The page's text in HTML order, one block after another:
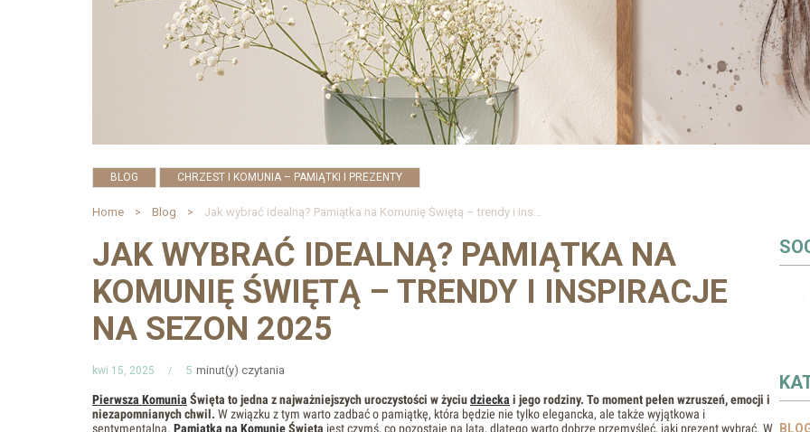
BLOG CHRZEST I KOMUNIA – PAMIĄTKI I PREZENTY
Home Blog Jak wybrać idealną? Pamiątka na Komunię Świętą – trendy i inspiracje na sezon 2025
JAK WYBRAĆ IDEALNĄ? PAMIĄTKA NA
KOMUNIĘ ŚWIĘTĄ – TRENDY I INSPIRACJE
NA SEZON 2025
kwi 15, 2025 5 minut(y) czytania
Pierwsza Komunia Święta to jedna z najważniejszych uroczystości w życiudziecka i jego rodziny. To moment pełen wzruszeń, emocji i
niezapomnianych chwil. W związku z tym warto zadbać o pamiątkę, która będzie nie tylko elegancka, ale także wyjątkowa i
sentymentalna. Pamiątka na KomunięŚwiętą jest czymś, co pozostaje na lata, dlatego warto dobrze przemyśleć, jaki prezent wybrać. W